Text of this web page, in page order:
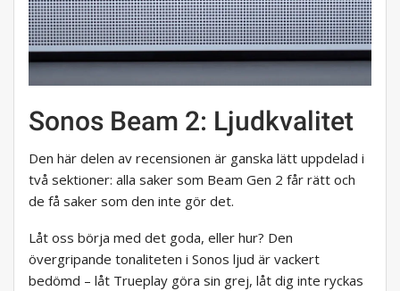
Sonos Beam 2: Ljudkvalitet
Den här delen av recensionen är ganska lätt uppdelad i
två sektioner: alla saker som Beam Gen 2 får rätt och
de få saker som den inte gör det.
Låt oss börja med det goda, eller hur? Den
övergripande tonaliteten i Sonos ljud är vackert
bedömd – låt Trueplay göra sin grej, låt dig inte ryckas